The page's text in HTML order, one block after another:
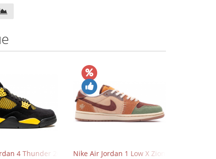
4 Thunder 2023 Nike Air Jordan 1 Low X Zion Williamson